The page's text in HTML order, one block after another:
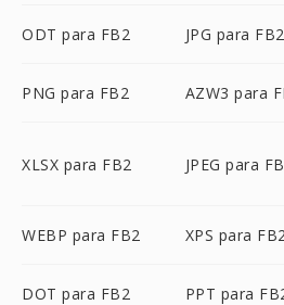
ODT para FB2 JPG para FB2
PNG para FB2 AZW3 para
XLSX para FB2 JPEG para
WEBP para FB2 XPS para
DOT para FB2 PPT para